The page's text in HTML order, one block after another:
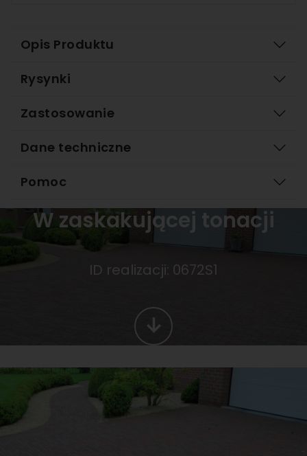
Opis Produktu
Rysynki
Zastosowanie
Dane techniczne
Pomoc
W zaskakującej tonacji
ID realizacji: 0672S1